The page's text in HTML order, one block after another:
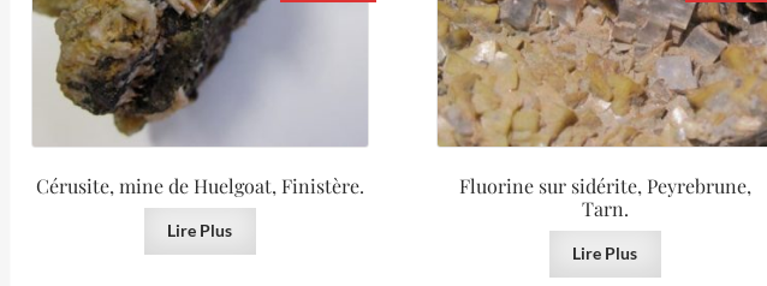
Cérusite, mine de Huelgoat, Finistère.
Lire Plus
Fluorine sur sidérite, Peyrebrune,
Tarn.
Lire Plus